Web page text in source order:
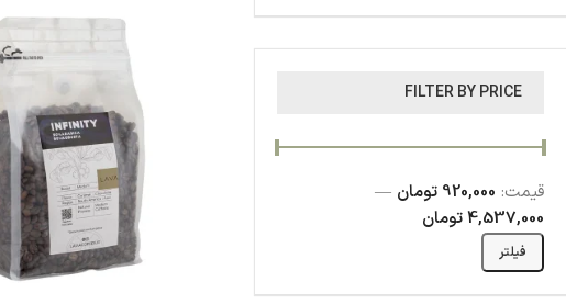
FILTER BY PRICE
فیلتر
قیمت: 920,000 تومان
—
4,537,000 تومان